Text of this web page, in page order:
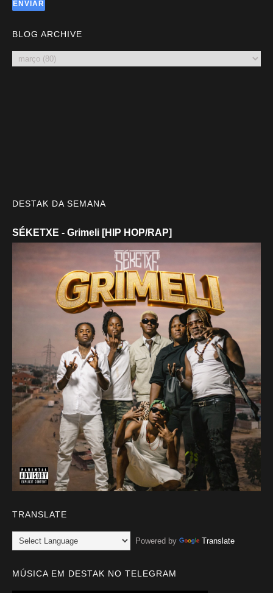
BLOG ARCHIVE
DESTAK DA SEMANA
SÉKETXE - Grimeli [HIP HOP/RAP]
TRANSLATE
Powered by Translate
MÚSICA EM DESTAK NO TELEGRAM